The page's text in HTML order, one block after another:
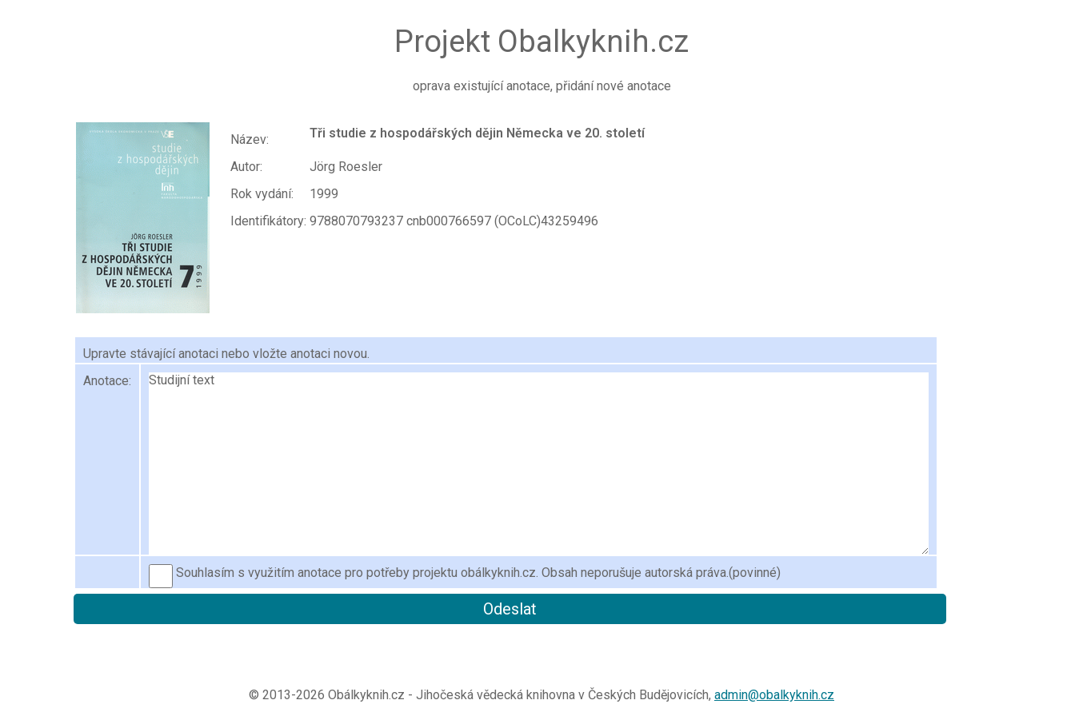
Projekt Obalkyknih.cz
oprava existující anotace, přidání nové anotace
Název: Tři studie z hospodářských dějin Německa ve 20. století
Autor:
Jörg Roesler
Rok vydání:
1999
Identifikátory: 9788070793237 cnb000766597 (OCoLC)43259496
Upravte stávající anotaci nebo vložte anotaci novou.
Anotace:
Souhlasím s využitím anotace pro potřeby projektu obálkyknih.cz. Obsah neporušuje autorská práva.(povinné)
© 2013-2026 Obálkyknih.cz - Jihočeská vědecká knihovna v Českých Budějovicích, admin@obalkyknih.cz